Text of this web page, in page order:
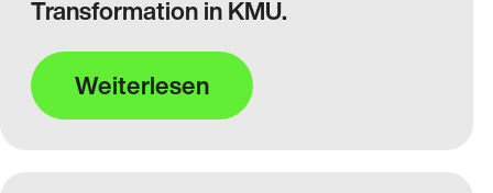
Transformation in KMU.
Weiterlesen